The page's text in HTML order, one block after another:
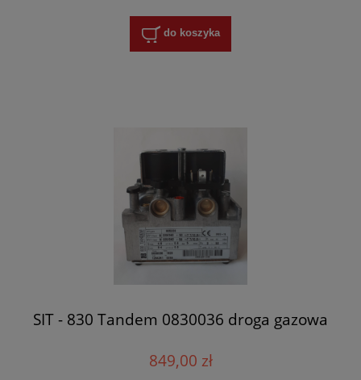
do koszyka
SIT - 830 Tandem 0830036 droga gazowa
849,00 zł